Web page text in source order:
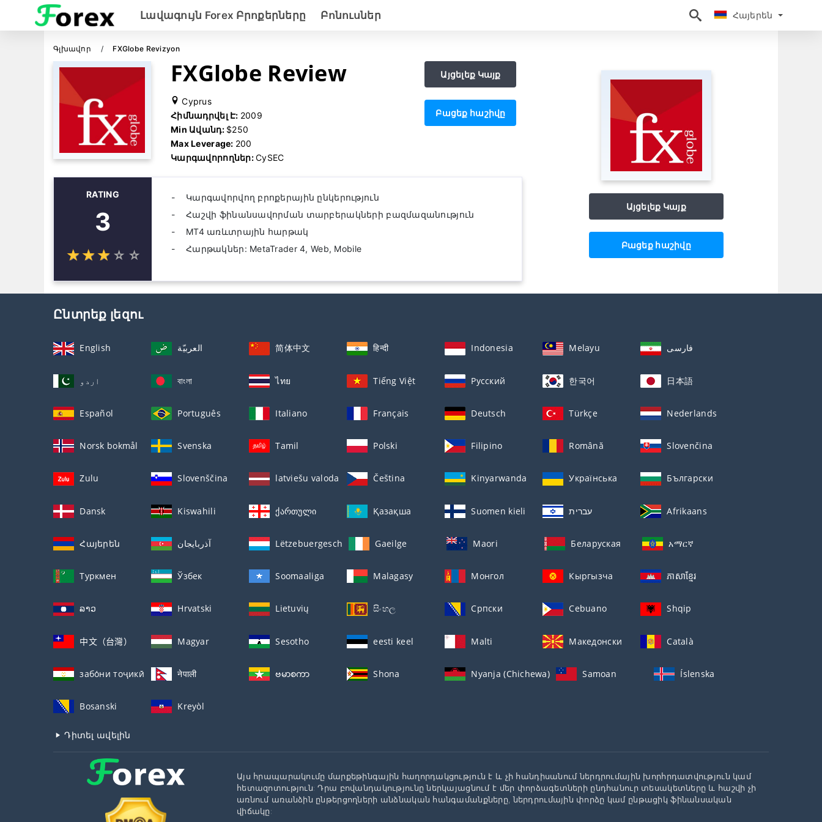
Հայերեն
Լավագույն Forex Բրոքերները Բոնուսներ Հայերեն
Գլխավոր FXGlobe Revizyon
FXGlobe Review
Cyprus
Հիմնադրվել Է: 2009
Min Ավանդ: $250
Max Leverage: 200
Կարգավորողներ:CySEC
Այցելեք Կայք
Բացեք հաշիվը
RATING
3
☆☆☆ ☆ ☆
★★★ ★ ★
Կարգավորվող բրոքերային ընկերություն
Հաշվի ֆինանսավորման տարբերակների բազմազանություն
MT4 առևտրային հարթակ
Հարթակներ: MetaTrader 4, Web, Mobile
Այցելեք Կայք
Բացեք հաշիվը
Ընտրեք լեզու
English العربيّة 简体中文 हिन्दी Indonesia Melayu فارسی
اردو বাংলা ไทย Tiếng Việt Русский 한국어 日本語
Español Português Italiano Français Deutsch Türkçe Nederlands
Norsk bokmål Svenska Tamil Polski Filipino Română Slovenčina
Zulu Slovenščina latviešu valoda Čeština Kinyarwanda Українська Български
Dansk Kiswahili ქართული Қазақша Suomen kieli עברית Afrikaans
Հայերեն آذربايجان Lëtzebuergesch Gaeilge Maori Беларуская አማርኛ
Туркмен Ўзбек Soomaaliga Malagasy Монгол Кыргызча ភាសាខ្មែរ
ລາວ Hrvatski Lietuvių සිංහල Српски Cebuano Shqip
中文（台灣） Magyar Sesotho eesti keel Malti Македонски Català
забо́ни тоҷикӣ́ नेपाली ဗမာစကာ Shona Nyanja (Chichewa) Samoan Íslenska
Bosanski Kreyòl
Դիտել ավելին
Այս հրապարակումը մարքեթինգային հաղորդակցություն է և չի հանդիսանում ներդրումային խորհրդատվություն կամ
հետազոտություն: Դրա բովանդակությունը ներկայացնում է մեր փորձագետների ընդհանուր տեսակետները և հաշվի չի
առնում առանձին ընթերցողների անձնական հանգամանքները, ներդրումային փորձը կամ ընթացիկ ֆինանսական
վիճակը: